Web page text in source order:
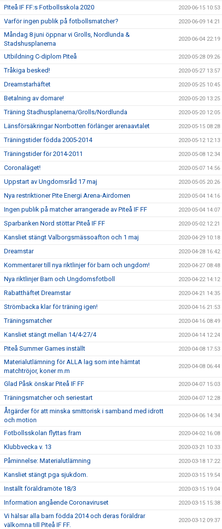
Piteå IF FF:s Fotbollsskola 2020 2020-06-15 10:53
Varför ingen publik på fotbollsmatcher? 2020-06-09 14:21
Måndag 8 juni öppnar vi Grolls, Nordlunda &
Stadshusplanerna
2020-06-04 22:19
Utbildning C-diplom Piteå 2020-05-28 09:26
Tråkiga besked! 2020-05-27 13:57
Dreamstarhäftet 2020-05-25 10:45
Betalning av domare! 2020-05-20 13:25
Träning Stadhusplanerna/Grolls/Nordlunda 2020-05-20 12:05
Länsförsäkringar Norrbotten förlänger arenaavtalet 2020-05-15 08:28
Träningstider födda 2005-2014 2020-05-12 12:13
Träningstider för 2014-2011 2020-05-08 12:34
Coronaläget! 2020-05-07 14:56
Uppstart av Ungdomsråd 17 maj 2020-05-05 20:26
Nya restriktioner Pite Energi Arena-Airdomen 2020-05-04 14:16
Ingen publik på matcher arrangerade av Piteå IF FF 2020-05-04 14:07
Sparbanken Nord stöttar Piteå IF FF 2020-05-02 12:21
Kansliet stängt Valborgsmässoafton och 1 maj 2020-04-29 10:18
Dreamstar 2020-04-28 16:42
Kommentarer till nya riktlinjer för barn och ungdom! 2020-04-27 08:48
Nya riktlinjer Barn och Ungdomsfotboll 2020-04-22 14:12
Rabatthäftet Dreamstar 2020-04-21 14:35
Strömbacka klar för träning igen! 2020-04-16 21:53
Träningsmatcher 2020-04-16 08:49
Kansliet stängt mellan 14/4-27/4 2020-04-14 12:24
Piteå Summer Games inställt 2020-04-08 17:53
Materialutlämning för ALLA lag som inte hämtat
matchtröjor, koner m.m
2020-04-08 06:44
Glad Påsk önskar Piteå IF FF 2020-04-07 15:03
Träningsmatcher och seriestart 2020-04-07 12:28
Åtgärder för att minska smittorisk i samband med idrott
och motion
2020-04-06 14:34
Fotbollsskolan flyttas fram 2020-04-02 16:08
Klubbvecka v. 13 2020-03-21 10:33
Påminnelse: Materialutlämning 2020-03-18 17:22
Kansliet stängt pga sjukdom. 2020-03-15 19:54
Inställt föräldramöte 18/3 2020-03-15 19:04
Information angående Coronaviruset 2020-03-15 15:38
Vi hälsar alla barn födda 2014 och deras föräldrar
välkomna till Piteå IF FF.
2020-03-12 09:37